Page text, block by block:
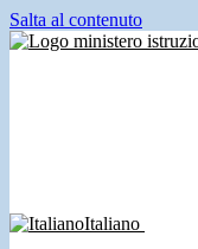
Salta al contenuto
Italiano